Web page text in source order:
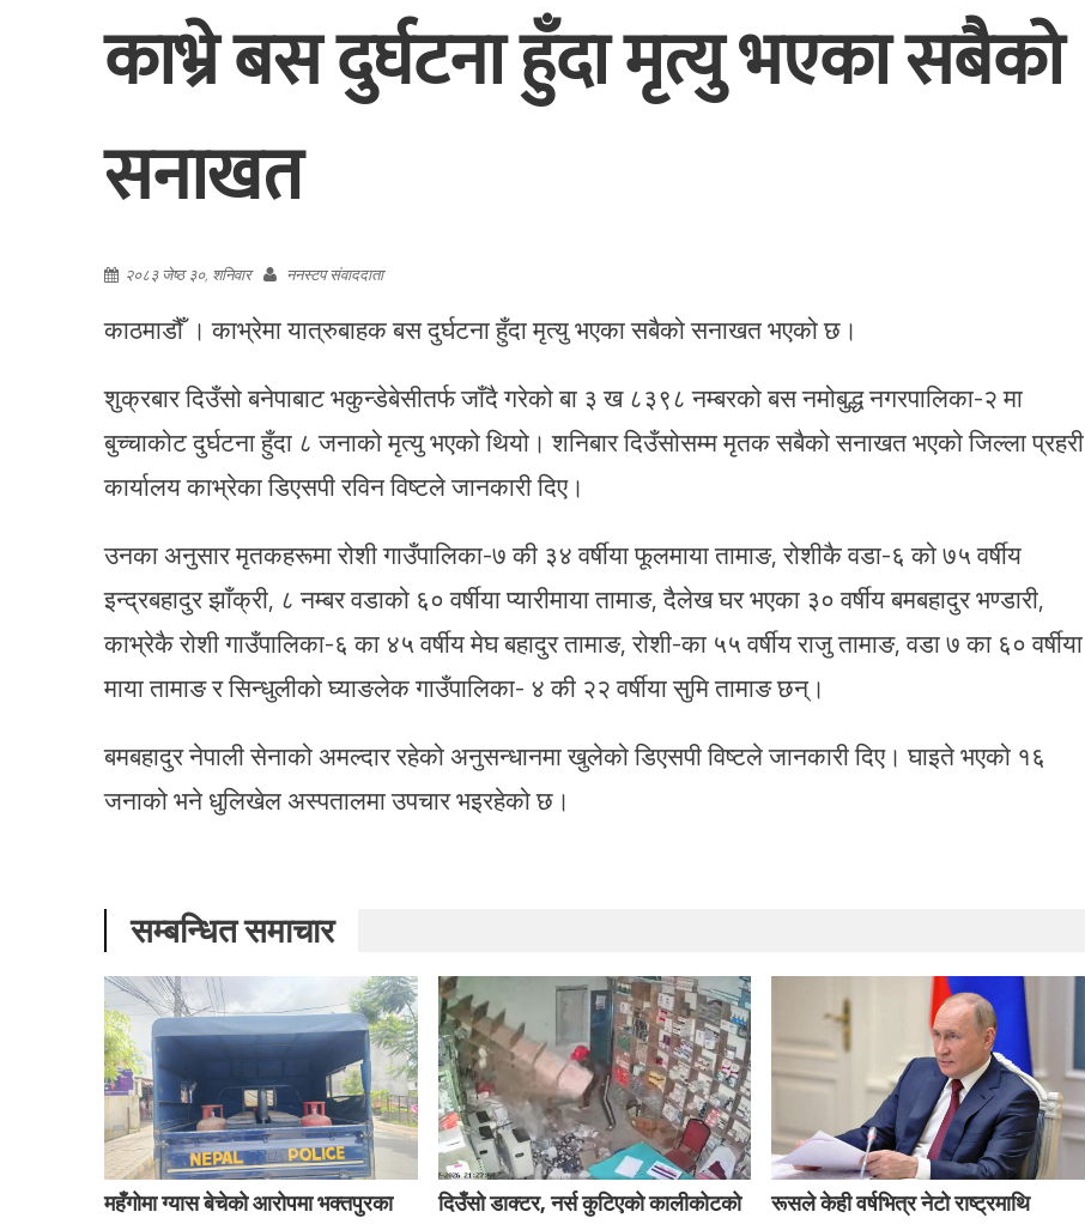
काभ्रे बस दुर्घटना हुँदा मृत्यु भएका सबैको
सनाखत
२०८३ जेष्ठ ३०, शनिवार ननस्टप संवाददाता
काठमाडौँ । काभ्रेमा यात्रुबाहक बस दुर्घटना हुँदा मृत्यु भएका सबैको सनाखत भएको छ।
शुक्रबार दिउँसो बनेपाबाट भकुन्डेबेसीतर्फ जाँदै गरेको बा ३ ख ८३९८ नम्बरको बस नमोबुद्ध नगरपालिका-२ मा
बुच्चाकोट दुर्घटना हुँदा ८ जनाको मृत्यु भएको थियो। शनिबार दिउँसोसम्म मृतक सबैको सनाखत भएको जिल्ला प्रहरी
कार्यालय काभ्रेका डिएसपी रविन विष्टले जानकारी दिए।
उनका अनुसार मृतकहरूमा रोशी गाउँपालिका-७ की ३४ वर्षीया फूलमाया तामाङ, रोशीकै वडा-६ को ७५ वर्षीय
इन्द्रबहादुर झाँक्री, ८ नम्बर वडाको ६० वर्षीया प्यारीमाया तामाङ, दैलेख घर भएका ३० वर्षीय बमबहादुर भण्डारी,
काभ्रेकै रोशी गाउँपालिका-६ का ४५ वर्षीय मेघ बहादुर तामाङ, रोशी-का ५५ वर्षीय राजु तामाङ, वडा ७ का ६० वर्षीया
माया तामाङ र सिन्धुलीको घ्याङलेक गाउँपालिका- ४ की २२ वर्षीया सुमि तामाङ छन्।
बमबहादुर नेपाली सेनाको अमल्दार रहेको अनुसन्धानमा खुलेको डिएसपी विष्टले जानकारी दिए। घाइते भएको १६
जनाको भने धुलिखेल अस्पतालमा उपचार भइरहेको छ।
सम्बन्धित समाचार
महँगोमा ग्यास बेचेको आरोपमा भक्तपुरका दिउँसो डाक्टर, नर्स कुटिएको कालीकोटको रूसले केही वर्षभित्र नेटो राष्ट्रमाथि